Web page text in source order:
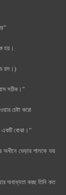
হয়।
রস।)
সঠিক।”
চেষ্টা করো
একটি বোঝা।”
অধীনে ভেড়ার পালকে ভয়
অবাধ্যতা করছ তিনি কত